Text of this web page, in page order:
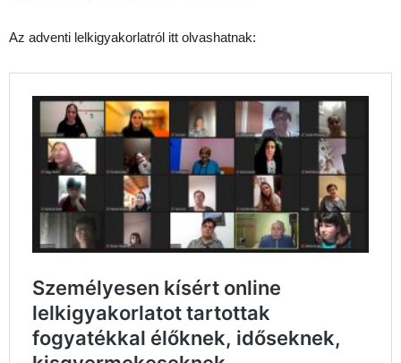
Az adventi lelkigyakorlatról itt olvashatnak: